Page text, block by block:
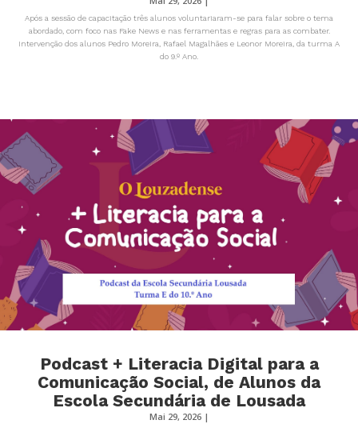
Após a sessão de capacitação três alunos voluntariaram-se para falar sobre o tema
abordado, com foco nas Fake News e nas ferramentas e regras para as combater.
Intervenção dos alunos Pedro Moreira, Rafael Magalhães e Leonor Moreira, da turma A
do 9.º Ano.
Podcast + Literacia Digital para a
Comunicação Social, de Alunos da
Escola Secundária de Lousada
Mai 29, 2026|